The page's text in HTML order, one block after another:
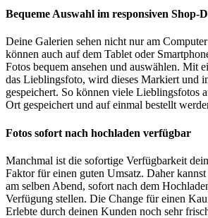
Bequeme Auswahl im responsiven Shop-
Deine Galerien sehen nicht nur am
können auch auf dem Tablet oder
Fotos bequem ansehen und auswählen. Mit
das Lieblingsfoto, wird dieses Markiert und
gespeichert. So können viele Lieblingsfotos
Ort gespeichert und auf einmal bestellt
Fotos sofort nach hochladen verfügbar
Manchmal ist die sofortige Verfügbarkeit
Faktor für einen guten Umsatz. Daher
am selben Abend, sofort nach dem
Verfügung stellen. Die Change für einen
Erlebte durch deinen Kunden noch sehr